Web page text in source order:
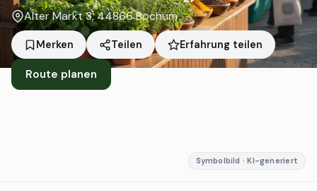
Alter Markt 3, 44866 Bochum
Merken Teilen Erfahrung teilen
Route planen
Symbolbild · KI-generiert